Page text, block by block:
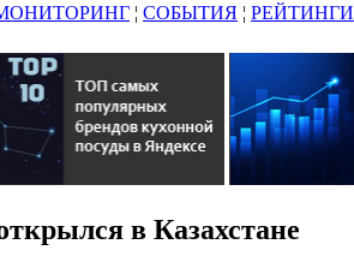
¦ СОБЫТИЯ ¦ РЕЙТИНГИ
в Казахстане